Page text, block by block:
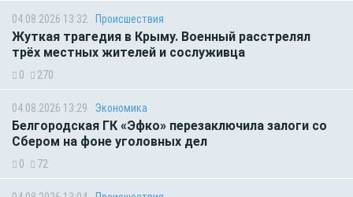
04.08.2026 13:32 Происшествия
Жуткая трагедия в Крыму. Военный расстрелял
трёх местных жителей и сослуживца
0 270
04.08.2026 13:29 Экономика
Белгородская ГК «Эфко» перезаключила залоги со
Сбером на фоне уголовных дел
0 72